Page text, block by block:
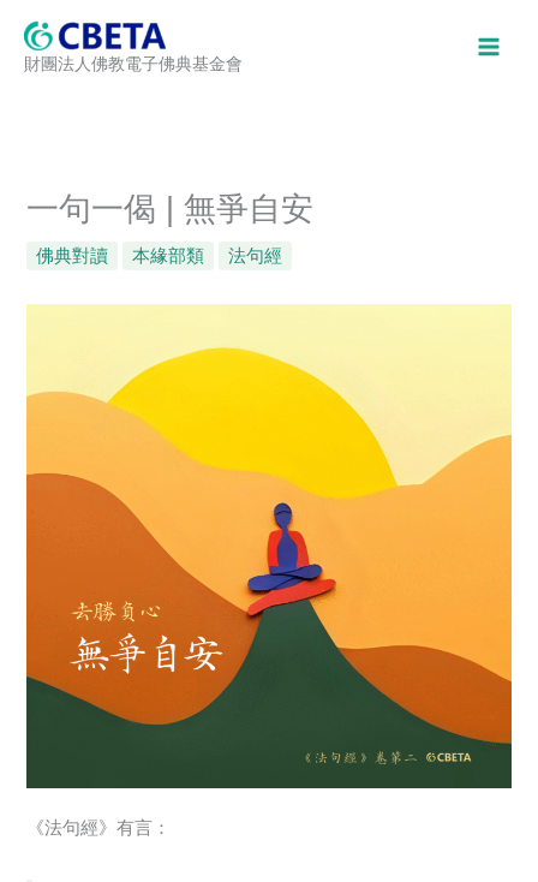
財團法人佛教電子佛典基金會
一句一偈 | 無爭自安
佛典對讀 本緣部類 法句經
《法句經》有言：